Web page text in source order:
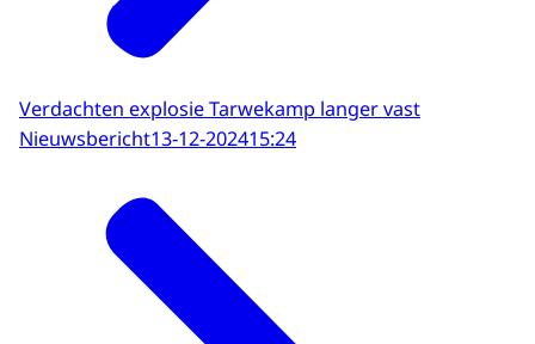
Verdachten explosie Tarwekamp langer vast
Nieuwsbericht13-12-202415:24